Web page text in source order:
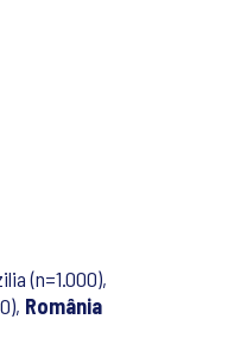
(n=1.000),
România